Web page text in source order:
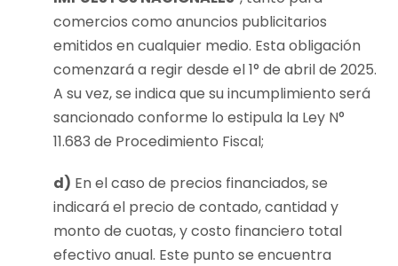
comercios como anuncios publicitarios
emitidos en cualquier medio. Esta obligación
comenzará a regir desde el 1° de abril de 2025.
A su vez, se indica que su incumplimiento será
sancionado conforme lo estipula la Ley N°
11.683 de Procedimiento Fiscal;
d) En el caso de precios financiados, se
indicará el precio de contado, cantidad y
monto de cuotas, y costo financiero total
efectivo anual. Este punto se encuentra